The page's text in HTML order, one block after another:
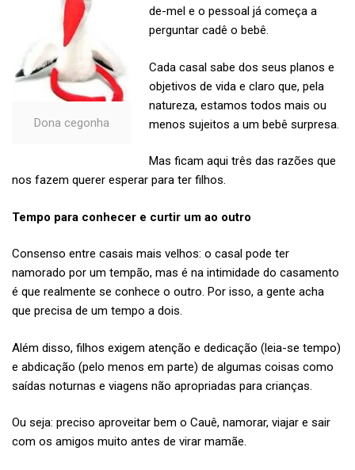
Dona cegonha
de-mel e o pessoal já começa a
perguntar cadê o bebê.
Cada casal sabe dos seus planos e
objetivos de vida e claro que, pela
natureza, estamos todos mais ou
menos sujeitos a um bebê surpresa.
Mas ficam aqui três das razões que
nos fazem querer esperar para ter filhos.
Tempo para conhecer e curtir um ao outro
Consenso entre casais mais velhos: o casal pode ter
namorado por um tempão, mas é na intimidade do casamento
é que realmente se conhece o outro. Por isso, a gente acha
que precisa de um tempo a dois.
Além disso, filhos exigem atenção e dedicação (leia-se tempo)
e abdicação (pelo menos em parte) de algumas coisas como
saídas noturnas e viagens não apropriadas para crianças.
Ou seja: preciso aproveitar bem o Cauê, namorar, viajar e sair
com os amigos muito antes de virar mamãe.